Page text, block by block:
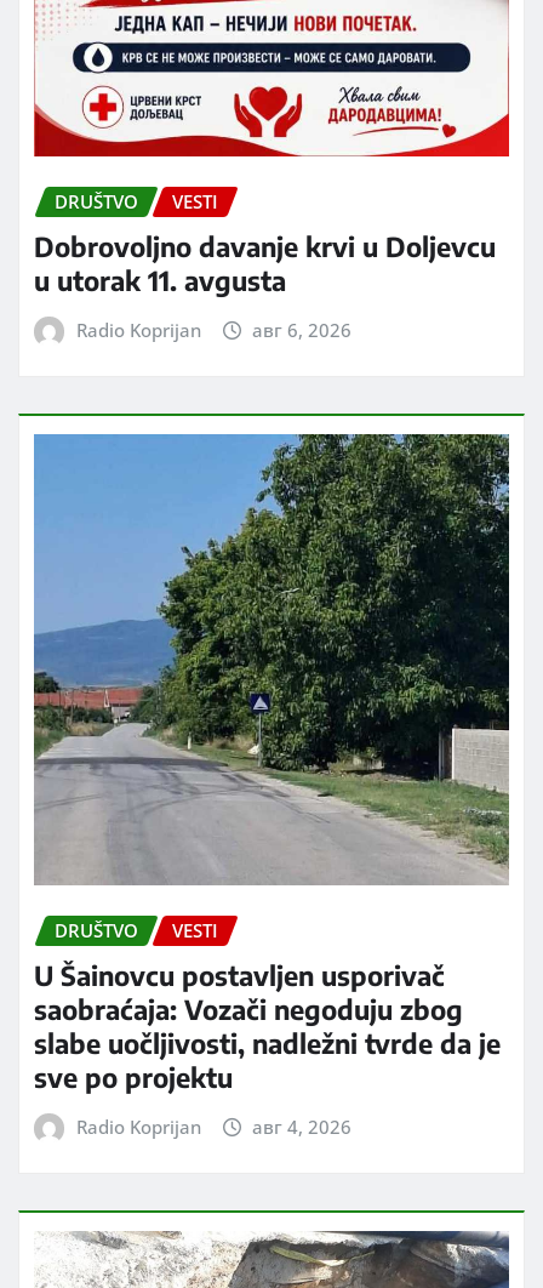
DRUŠTVO VESTI
Dobrovoljno davanje krvi u Doljevcu
u utorak 11. avgusta
Radio Koprijan авг 6, 2026
DRUŠTVO VESTI
U Šainovcu postavljen usporivač
saobraćaja: Vozači negoduju zbog
slabe uočljivosti, nadležni tvrde da je
sve po projektu
Radio Koprijan авг 4, 2026